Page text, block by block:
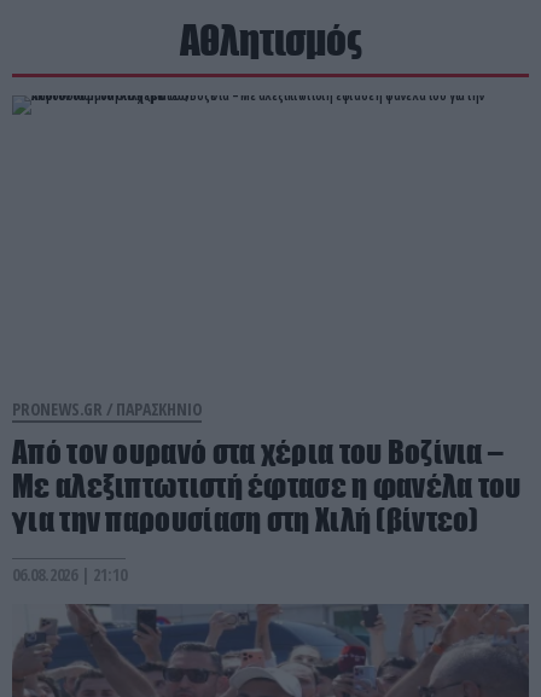
Αθλητισμός
PRONEWS.GR / ΠΑΡΑΣΚΗΝΙΟ
Από τον ουρανό στα χέρια του Βοζίνια –
Με αλεξιπτωτιστή έφτασε η φανέλα του
για την παρουσίαση στη Χιλή (βίντεο)
06.08.2026 | 21:10